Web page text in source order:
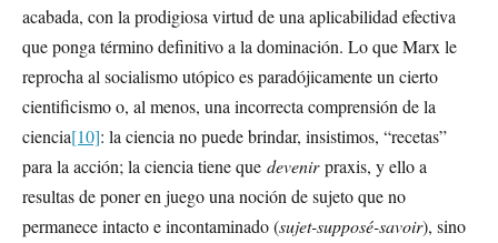
acabada, con la prodigiosa virtud de una aplicabilidad efectiva
que ponga término definitivo a la dominación. Lo que Marx le
reprocha al socialismo utópico es paradójicamente un cierto
cientificismo o, al menos, una incorrecta comprensión de la
ciencia[10]: la ciencia no puede brindar, insistimos, “recetas”
para la acción; la ciencia tiene que devenirpraxis, y ello a
resultas de poner en juego una noción de sujeto que no
permanece intacto e incontaminado (sujet-supposé-savoir), sino